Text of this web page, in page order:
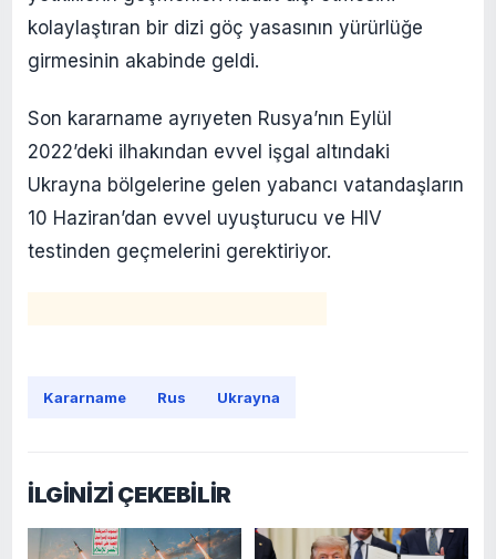
kolaylaştıran bir dizi göç yasasının yürürlüğe
girmesinin akabinde geldi.
Son kararname ayrıyeten Rusya’nın Eylül
2022’deki ilhakından evvel işgal altındaki
Ukrayna bölgelerine gelen yabancı vatandaşların
10 Haziran’dan evvel uyuşturucu ve HIV
testinden geçmelerini gerektiriyor.
Kararname Rus Ukrayna
İLGİNİZİ ÇEKEBİLİR